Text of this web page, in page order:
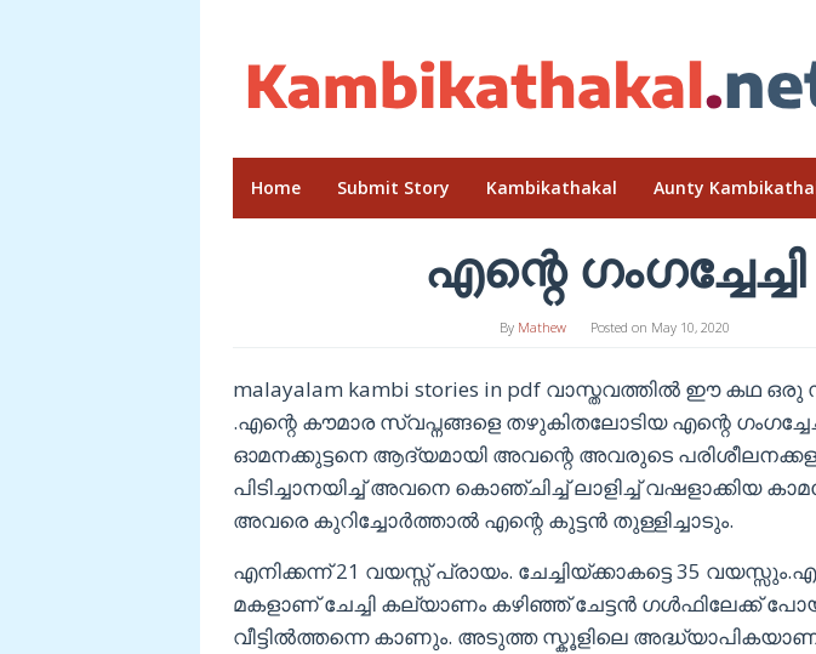
content
Home Submit Story Kambikathakal Aunty
എന്റെ ഗംഗച്ചേച്ചി
By Mathew Posted on May 10, 2020
malayalam kambi stories in pdf വാസ്തവത്തിൽ ഈ കഥ
.എന്റെ കൗമാര സ്വപ്നങ്ങളെ തഴുകിതലോടിയ എന്റെ
ഓമനക്കുട്ടനെ ആദ്യമായി അവന്റെ അവരുടെ
പിടിച്ചാനയിച്ച് അവനെ കൊഞ്ചിച്ച് ലാളിച്ച് വഷളാക്കിയ
അവരെ കുറിച്ചോർത്താൽ എന്റെ കുട്ടൻ തുള്ളിച്ചാടും.
എനിക്കന്ന് 21 വയസ്സ് പ്രായം. ചേച്ചിയ്ക്കാകട്ടെ 35
മകളാണ് ചേച്ചി കല്യാണം കഴിഞ്ഞ് ചേട്ടൻ ഗൾഫിലേക്ക്
വീട്ടിൽത്തന്നെ കാണും. അടുത്ത സ്കൂളിലെ അദ്ധ്യാപികയാണ്